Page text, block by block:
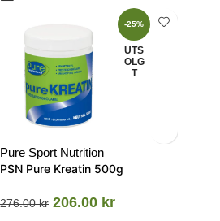
-25%
UTS
OLG
T
Pure Sport Nutrition
PSN Pure Kreatin 500g
276.00kr 206.00 kr